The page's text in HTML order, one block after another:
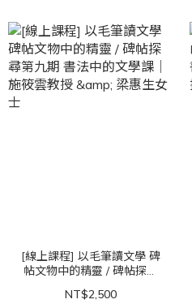
[線上課程] 以毛筆讀文學 碑
帖文物中的精靈 / 碑帖探尋
筱雲教授 & 梁惠生女士
NT$2,500